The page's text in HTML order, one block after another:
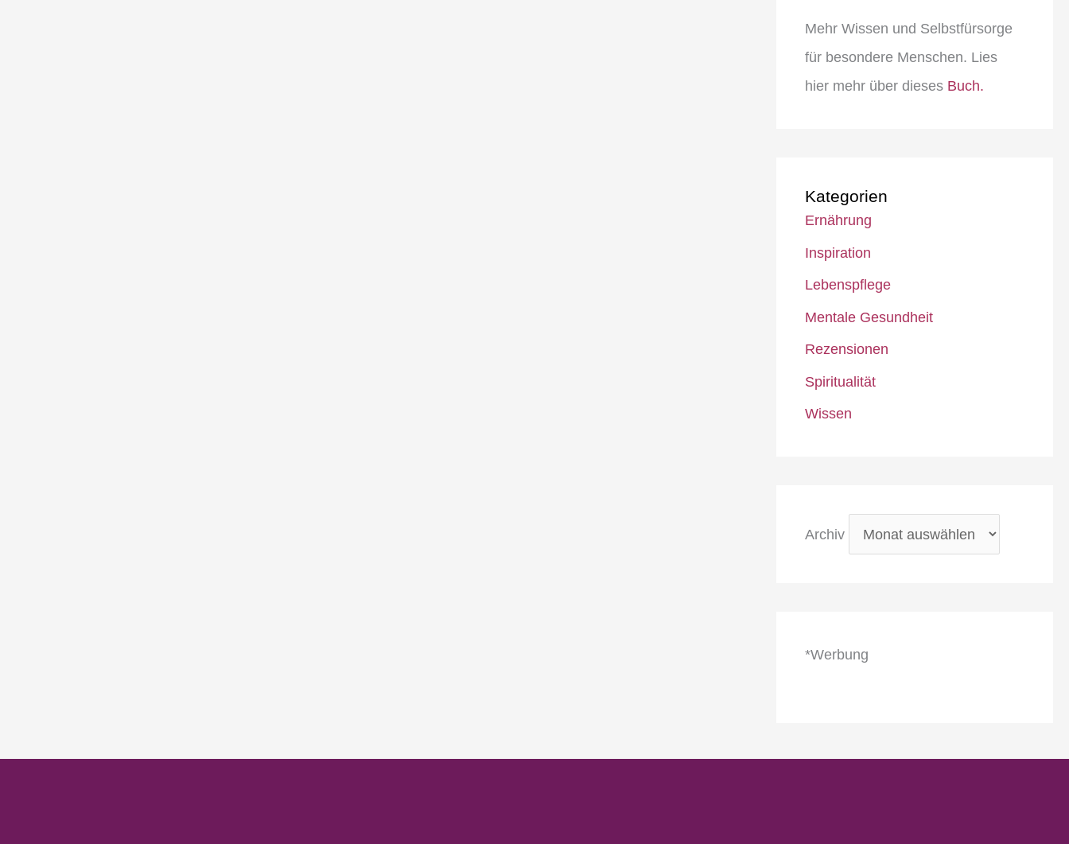
Mehr Wissen und Selbstfürsorge
für besondere Menschen. Lies
hier mehr über dieses Buch.
Kategorien
Ernährung
Inspiration
Lebenspflege
Mentale Gesundheit
Rezensionen
Spiritualität
Wissen
Archiv
*Werbung